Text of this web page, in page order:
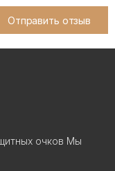
Отправить отзыв
очков Мы